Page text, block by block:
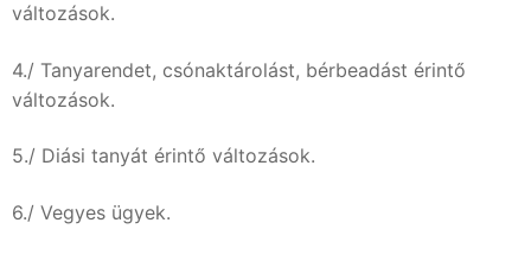
változások.
4./ Tanyarendet, csónaktárolást, bérbeadást érintő
változások.
5./ Diási tanyát érintő változások.
6./ Vegyes ügyek.